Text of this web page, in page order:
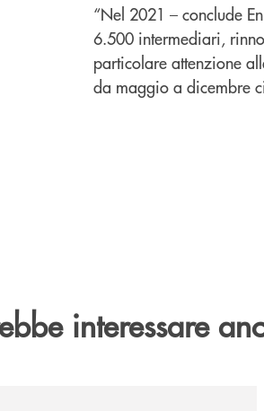
“Nel 2021 – conclude
6.500 intermediari,
particolare attenzione
da maggio a dicembre
interessare